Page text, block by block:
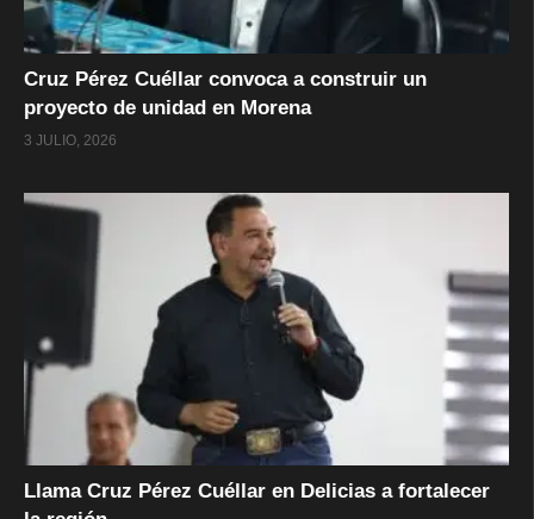
Cruz Pérez Cuéllar convoca a construir un
proyecto de unidad en Morena
3 JULIO, 2026
Llama Cruz Pérez Cuéllar en Delicias a fortalecer